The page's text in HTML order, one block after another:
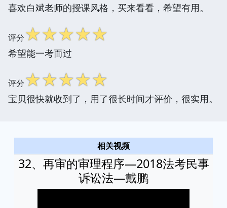
喜欢白斌老师的授课风格，买来看看，希望有用。
评分☆☆☆☆☆
希望能一考而过
评分☆☆☆☆☆
宝贝很快就收到了，用了很长时间才评价，很实用。
相关视频
32、再审的审理程序—2018法考民事
诉讼法—戴鹏